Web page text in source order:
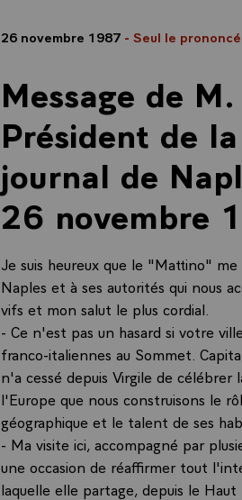
26 novembre 1987 - Seul le
Message de
Président de
journal de
26 novembre
Je suis heureux que le "Mattino"
Naples et à ses autorités qui nous
vifs et mon salut le plus cordial.
- Ce n'est pas un hasard si votre
franco-italiennes au Sommet.
n'a cessé depuis Virgile de
l'Europe que nous construisons le
géographique et le talent de ses
- Ma visite ici, accompagné par
une occasion de réaffirmer tout
laquelle elle partage, depuis le